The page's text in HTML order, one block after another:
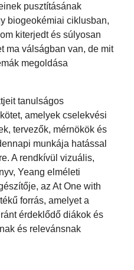
pusztításának
biogeokémiai ciklusban,
kiterjedt és súlyosan
ma válságban van, de mit
megoldása
tanulságos
amelyek cselekvési
tervezők, mérnökök és
munkája hatással
A rendkívül vizuális,
Yeang elméleti
az At One with
forrás, amelyet a
érdeklődő diákok és
és relevánsnak